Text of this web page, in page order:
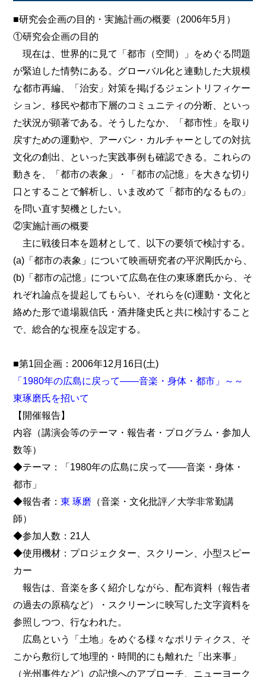
■研究会企画の目的・実施計画の概要（2006年5月）
①研究会企画の目的
現在は、世界的に見て「都市（空間）」をめぐる問題
が緊迫した情勢にある。グローバル化と連動した大規模
な都市再編、「治安」対策を掲げるジェントリフィケー
ション、移民や都市下層のコミュニティの分断、といっ
た状況が顕著である。そうしたなか、「都市性」を取り
戻すための運動や、アーバン・カルチャーとしての対抗
文化の創出、といった実践事例も確認できる。これらの
動きを、「都市の表象」・「都市の記憶」を大きな切り
口とすることで解析し、いま改めて「都市的なるもの」
を問い直す契機としたい。
②実施計画の概要
主に戦後日本を題材として、以下の要領で検討する。
(a)「都市の表象」について映画研究者の平沢剛氏から、
(b)「都市の記憶」について広島在住の東琢磨氏から、そ
れぞれ論点を提起してもらい、それらを(c)運動・文化と
絡めた形で道場親信氏・酒井隆史氏と共に検討すること
で、総合的な視座を設定する。
■第1回企画：2006年12月16日(土)
「1980年の広島に戻って――音楽・身体・都市」～～
東琢磨氏を招いて
【開催報告】
内容（講演会等のテーマ・報告者・プログラム・参加人
数等）
◆テーマ：「1980年の広島に戻って――音楽・身体・
都市」
◆報告者：東 琢磨 （音楽・文化批評／大学非常勤講
師）
◆参加人数：21人
◆使用機材：プロジェクター、スクリーン、小型スピー
カー
報告は、音楽を多く紹介しながら、配布資料（報告者
の過去の原稿など）・スクリーンに映写した文字資料を
参照しつつ、行なわれた。
広島という「土地」をめぐる様々なポリティクス、そ
こから敷衍して地理的・時間的にも離れた「出来事」
（光州事件など）の記憶へのアプローチ、ニューヨーク